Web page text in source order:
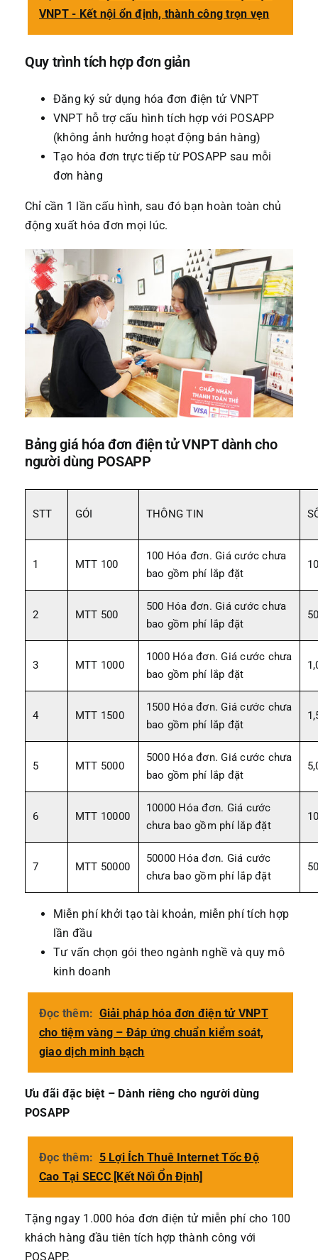
VNPT - Kết nội ổn định, thành công trọn vẹn
Quy trình tích hợp đơn giản
Đăng ký sử dụng hóa đơn điện tử VNPT
VNPT hỗ trợ cấu hình tích hợp với POSAPP
(không ảnh hưởng hoạt động bán hàng)
Tạo hóa đơn trực tiếp từ POSAPP sau mỗi
đơn hàng
Chỉ cần 1 lần cấu hình, sau đó bạn hoàn toàn chủ
động xuất hóa đơn mọi lúc.
Bảng giá hóa đơn điện tử VNPT dành cho
người dùng POSAPP
STT GÓI THÔNG TIN
1 MTT 100
100 Hóa đơn. Giá cước chưa
bao gồm phí lắp đặt
2 MTT 500
500 Hóa đơn. Giá cước chưa
bao gồm phí lắp đặt
3 MTT 1000
1000 Hóa đơn. Giá cước chưa
bao gồm phí lắp đặt
4 MTT 1500
1500 Hóa đơn. Giá cước chưa
bao gồm phí lắp đặt
5 MTT 5000
5000 Hóa đơn. Giá cước chưa
bao gồm phí lắp đặt
6 MTT 10000
10000 Hóa đơn. Giá cước
chưa bao gồm phí lắp đặt
7 MTT 50000
50000 Hóa đơn. Giá cước
chưa bao gồm phí lắp đặt
Miễn phí khởi tạo tài khoản, miễn phí tích hợp
lần đầu
Tư vấn chọn gói theo ngành nghề và quy mô
kinh doanh
Đọc thêm: Giải pháp hóa đơn điện tử VNPT
cho tiệm vàng – Đáp ứng chuẩn kiểm soát,
giao dịch minh bạch
Ưu đãi đặc biệt – Dành riêng cho người dùng
POSAPP
Đọc thêm: 5 Lợi Ích Thuê Internet Tốc Độ
Cao Tại SECC [Kết Nối Ổn Định]
Tặng ngay 1.000 hóa đơn điện tử miễn phí cho 100
khách hàng đầu tiên tích hợp thành công với
POSAPP.